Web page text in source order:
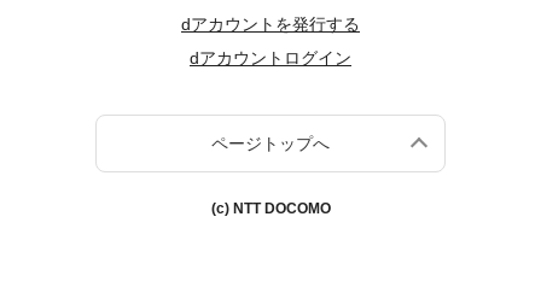
dアカウントを発行する
dアカウントログイン
ページトップへ
(c) NTT DOCOMO